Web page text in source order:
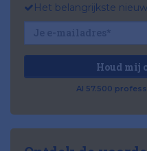
Het belangrijkste
Houd mij
Al 57.500